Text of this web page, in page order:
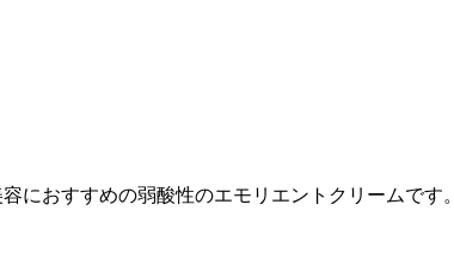
におすすめの弱酸性のエモリエントクリームです。